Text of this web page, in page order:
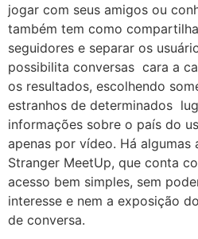
jogar com seus amigos ou
também tem como
seguidores e separar os
possibilita conversas cara a
os resultados, escolhendo
estranhos de determinados
informações sobre o país do
apenas por vídeo. Há algumas
Stranger MeetUp, que conta
acesso bem simples, sem
interesse e nem a exposição
de conversa.